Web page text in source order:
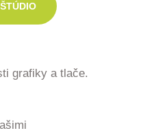
grafiky a tlače.